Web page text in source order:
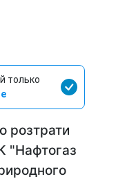
только
розтрати
"Нафтогаз